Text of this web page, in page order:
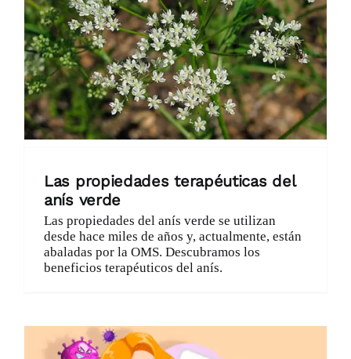
Las propiedades terapéuticas del
anís verde
Las propiedades del anís verde se utilizan
desde hace miles de años y, actualmente, están
abaladas por la OMS. Descubramos los
beneficios terapéuticos del anís.